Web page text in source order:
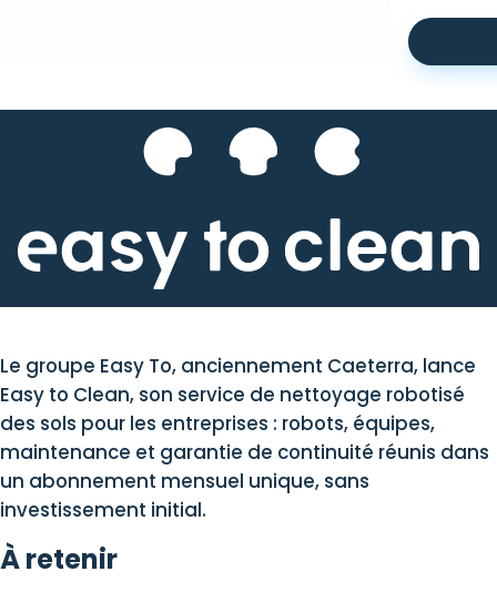
Le groupe Easy To, anciennement Caeterra, lance
Easy to Clean, son service de nettoyage robotisé
des sols pour les entreprises : robots, équipes,
maintenance et garantie de continuité réunis dans
un abonnement mensuel unique, sans
investissement initial.
À retenir